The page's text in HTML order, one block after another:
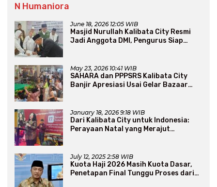
N Humaniora
June 18, 2026 12:05 WIB
Masjid Nurullah Kalibata City Resmi
Jadi Anggota DMI, Pengurus Siap
May 23, 2026 10:41 WIB
SAHARA dan PPPSRS Kalibata City
Banjir Apresiasi Usai Gelar Bazaar
January 18, 2026 9:18 WIB
Dari Kalibata City untuk Indonesia:
Perayaan Natal yang Merajut
July 12, 2025 2:58 WIB
Kuota Haji 2026 Masih Kuota Dasar,
Penetapan Final Tunggu Proses dari